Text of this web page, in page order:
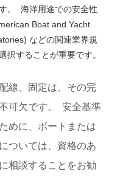
。 海洋用途での安全性
Boat and Yacht
などの関連業界規
択することが重要です。
線、固定は、その完
可欠です。 安全基準
めに、ボートまたは
ついては、資格のあ
相談することをお勧